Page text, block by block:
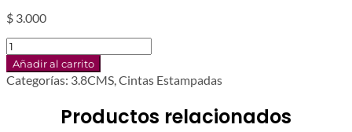
$ 3.000
CINTA
PRINCESA
BELLA
3.8CMS
Añadir al carrito
Categorías: 3.8CMS,Cintas Estampadas
Productos relacionados